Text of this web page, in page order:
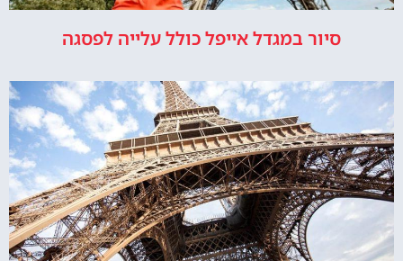
סיור במגדל אייפל כולל עלייה לפסגה